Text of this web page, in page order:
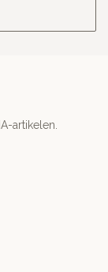
artikelen.